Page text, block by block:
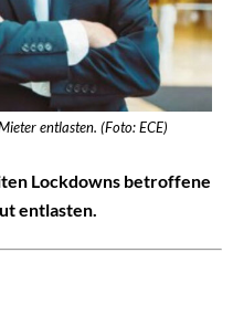
entlasten. (Foto: ECE)
Lockdowns betroffene
entlasten.